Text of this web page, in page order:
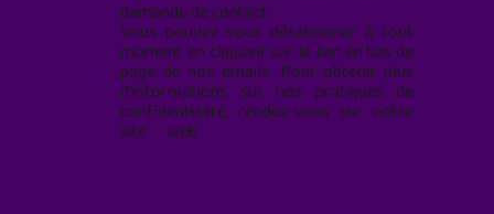
demande de contact.
Vous pouvez vous désabonner à tout
moment en cliquant sur le lien en bas de
page de nos emails. Pour obtenir plus
d'informations sur nos pratiques de
confidentialité, rendez-vous sur notre
site web